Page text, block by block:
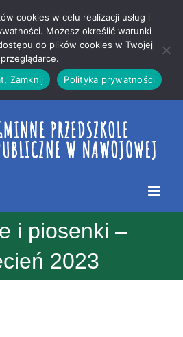
i piosenki –
2023
cookies w celu realizacji usług i
Możesz określić warunki
do plików cookies w Twojej
przeglądarce.
Zamknij
Polityka prywatności